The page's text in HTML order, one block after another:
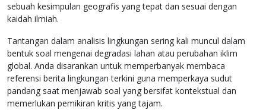
sebuah kesimpulan geografis yang tepat dan sesuai dengan
kaidah ilmiah.
Tantangan dalam analisis lingkungan sering kali muncul dalam
bentuk soal mengenai degradasi lahan atau perubahan iklim
global. Anda disarankan untuk memperbanyak membaca
referensi berita lingkungan terkini guna memperkaya sudut
pandang saat menjawab soal yang bersifat kontekstual dan
memerlukan pemikiran kritis yang tajam.